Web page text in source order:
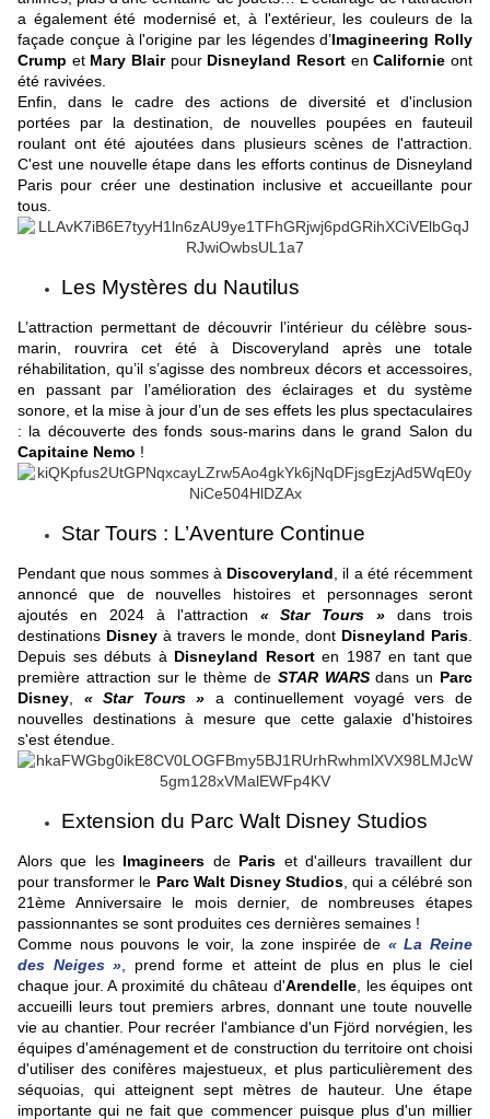
a également été modernisé et, à l'extérieur, les couleurs de la
façade conçue à l'origine par les légendes d’Imagineering Rolly
Crump et Mary Blairpour Disneyland Resort enCalifornie ont
été ravivées.
Enfin, dans le cadre des actions de diversité et d'inclusion
portées par la destination, de nouvelles poupées en fauteuil
roulant ont été ajoutées dans plusieurs scènes de l'attraction.
C'est une nouvelle étape dans les efforts continus de Disneyland
Paris pour créer une destination inclusive et accueillante pour
tous.
Les Mystères du Nautilus
L’attraction permettant de découvrir l’intérieur du célèbre sous-
marin, rouvrira cet été à Discoveryland après une totale
réhabilitation, qu’il s’agisse des nombreux décors et accessoires,
en passant par l’amélioration des éclairages et du système
sonore, et la mise à jour d’un de ses effets les plus spectaculaires
: la découverte des fonds sous-marins dans le grand Salon du
Capitaine Nemo !
Star Tours : L’Aventure Continue
Pendant que nous sommes à Discoveryland , il a été récemment
annoncé que de nouvelles histoires et personnages seront
ajoutés en 2024 à l'attraction « Star Tours » dans trois
destinations Disneyà travers le monde, dont Disneyland Paris
Depuis ses débuts à Disneyland Resorten 1987 en tant que
première attraction sur le thème de STAR WARSdans un Parc
Disney
« Star Tours » a continuellement voyagé vers de
nouvelles destinations à mesure que cette galaxie d'histoires
s'est étendue.
Extension du Parc Walt Disney Studios
Alors que les Imagineers deParis et d'ailleurs travaillent dur
pour transformer le Parc Walt Disney Studios , qui a célébré son
21ème Anniversaire le mois dernier, de nombreuses étapes
passionnantes se sont produites ces dernières semaines !
Comme nous pouvons le voir, la zone inspirée de « La Reine
des Neiges » , prend forme et atteint de plus en plus le ciel
chaque jour. A proximité du château d'Arendelle , les équipes ont
accueilli leurs tout premiers arbres, donnant une toute nouvelle
vie au chantier. Pour recréer l'ambiance d'un Fjörd norvégien, les
équipes d'aménagement et de construction du territoire ont choisi
d'utiliser des conifères majestueux, et plus particulièrement des
séquoias, qui atteignent sept mètres de hauteur. Une étape
importante qui ne fait que commencer puisque plus d'un millier